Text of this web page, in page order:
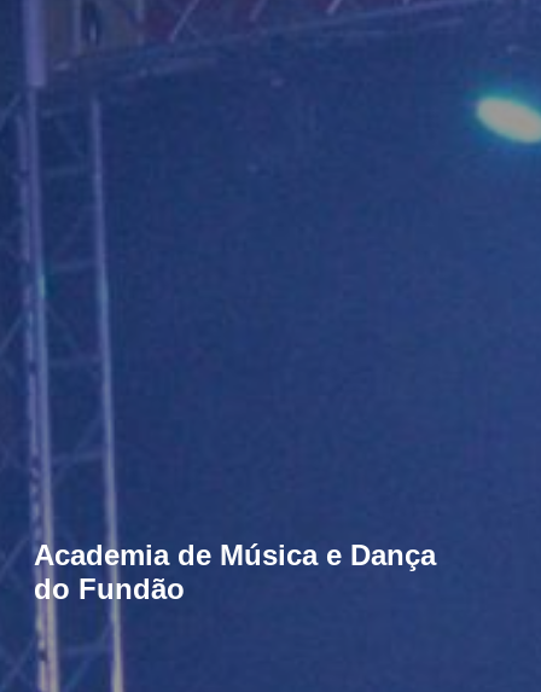
Academia de Música e Dança
do Fundão